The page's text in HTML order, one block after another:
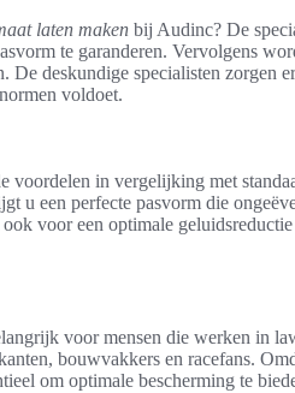
laten maken bij Audinc? De
te garanderen. Vervolgens
De deskundige specialisten zorgen
voldoet.
voordelen in vergelijking met
u een perfecte pasvorm die
voor een optimale
voor mensen die werken in
bouwvakkers en racefans.
om optimale bescherming te